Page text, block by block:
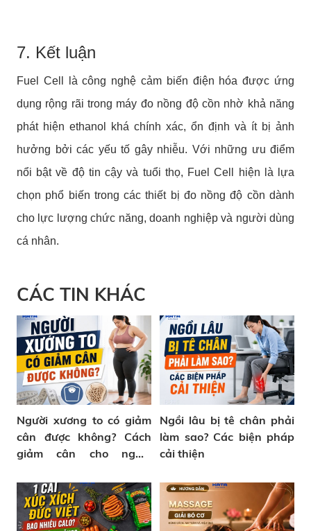
7. Kết luận
Fuel Cell là công nghệ cảm biến điện hóa được ứng
dụng rộng rãi trong máy đo nồng độ cồn nhờ khả năng
phát hiện ethanol khá chính xác, ổn định và ít bị ảnh
hưởng bởi các yếu tố gây nhiễu. Với những ưu điểm
nổi bật về độ tin cậy và tuổi thọ, Fuel Cell hiện là lựa
chọn phổ biến trong các thiết bị đo nồng độ cồn dành
cho lực lượng chức năng, doanh nghiệp và người dùng
cá nhân.
CÁC TIN KHÁC
Người xương to có giảm
cân được không? Cách
giảm cân cho người
Ngồi lâu bị tê chân phải
làm sao? Các biện pháp
cải thiện